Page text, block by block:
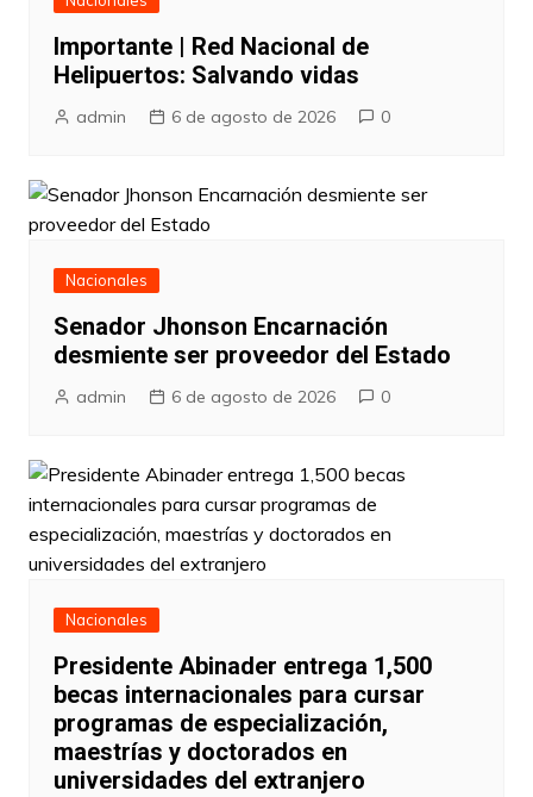
Importante | Red Nacional de
Helipuertos: Salvando vidas
admin 6 de agosto de 2026 0
Nacionales
Senador Jhonson Encarnación
desmiente ser proveedor del Estado
admin 6 de agosto de 2026 0
Nacionales
Presidente Abinader entrega 1,500
becas internacionales para cursar
programas de especialización,
maestrías y doctorados en
universidades del extranjero